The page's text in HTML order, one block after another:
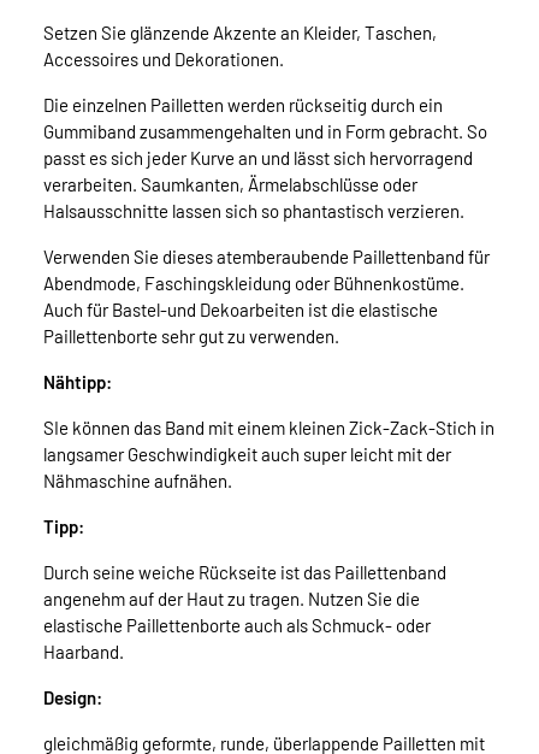
Setzen Sie glänzende Akzente an Kleider, Taschen,
Accessoires und Dekorationen.
Die einzelnen Pailletten werden rückseitig durch ein
Gummiband zusammengehalten und in Form gebracht. So
passt es sich jeder Kurve an und lässt sich hervorragend
verarbeiten. Saumkanten, Ärmelabschlüsse oder
Halsausschnitte lassen sich so phantastisch verzieren.
Verwenden Sie dieses atemberaubende Paillettenband für
Abendmode, Faschingskleidung oder Bühnenkostüme.
Auch für Bastel-und Dekoarbeiten ist die elastische
Paillettenborte sehr gut zu verwenden.
Nähtipp:
SIe können das Band mit einem kleinen Zick-Zack-Stich in
langsamer Geschwindigkeit auch super leicht mit der
Nähmaschine aufnähen.
Tipp:
Durch seine weiche Rückseite ist das Paillettenband
angenehm auf der Haut zu tragen. Nutzen Sie die
elastische Paillettenborte auch als Schmuck- oder
Haarband.
Design:
gleichmäßig geformte, runde, überlappende Pailletten mit